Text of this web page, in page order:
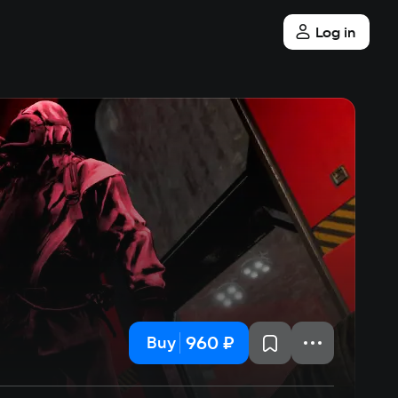
Log in
Buy 960 ₽